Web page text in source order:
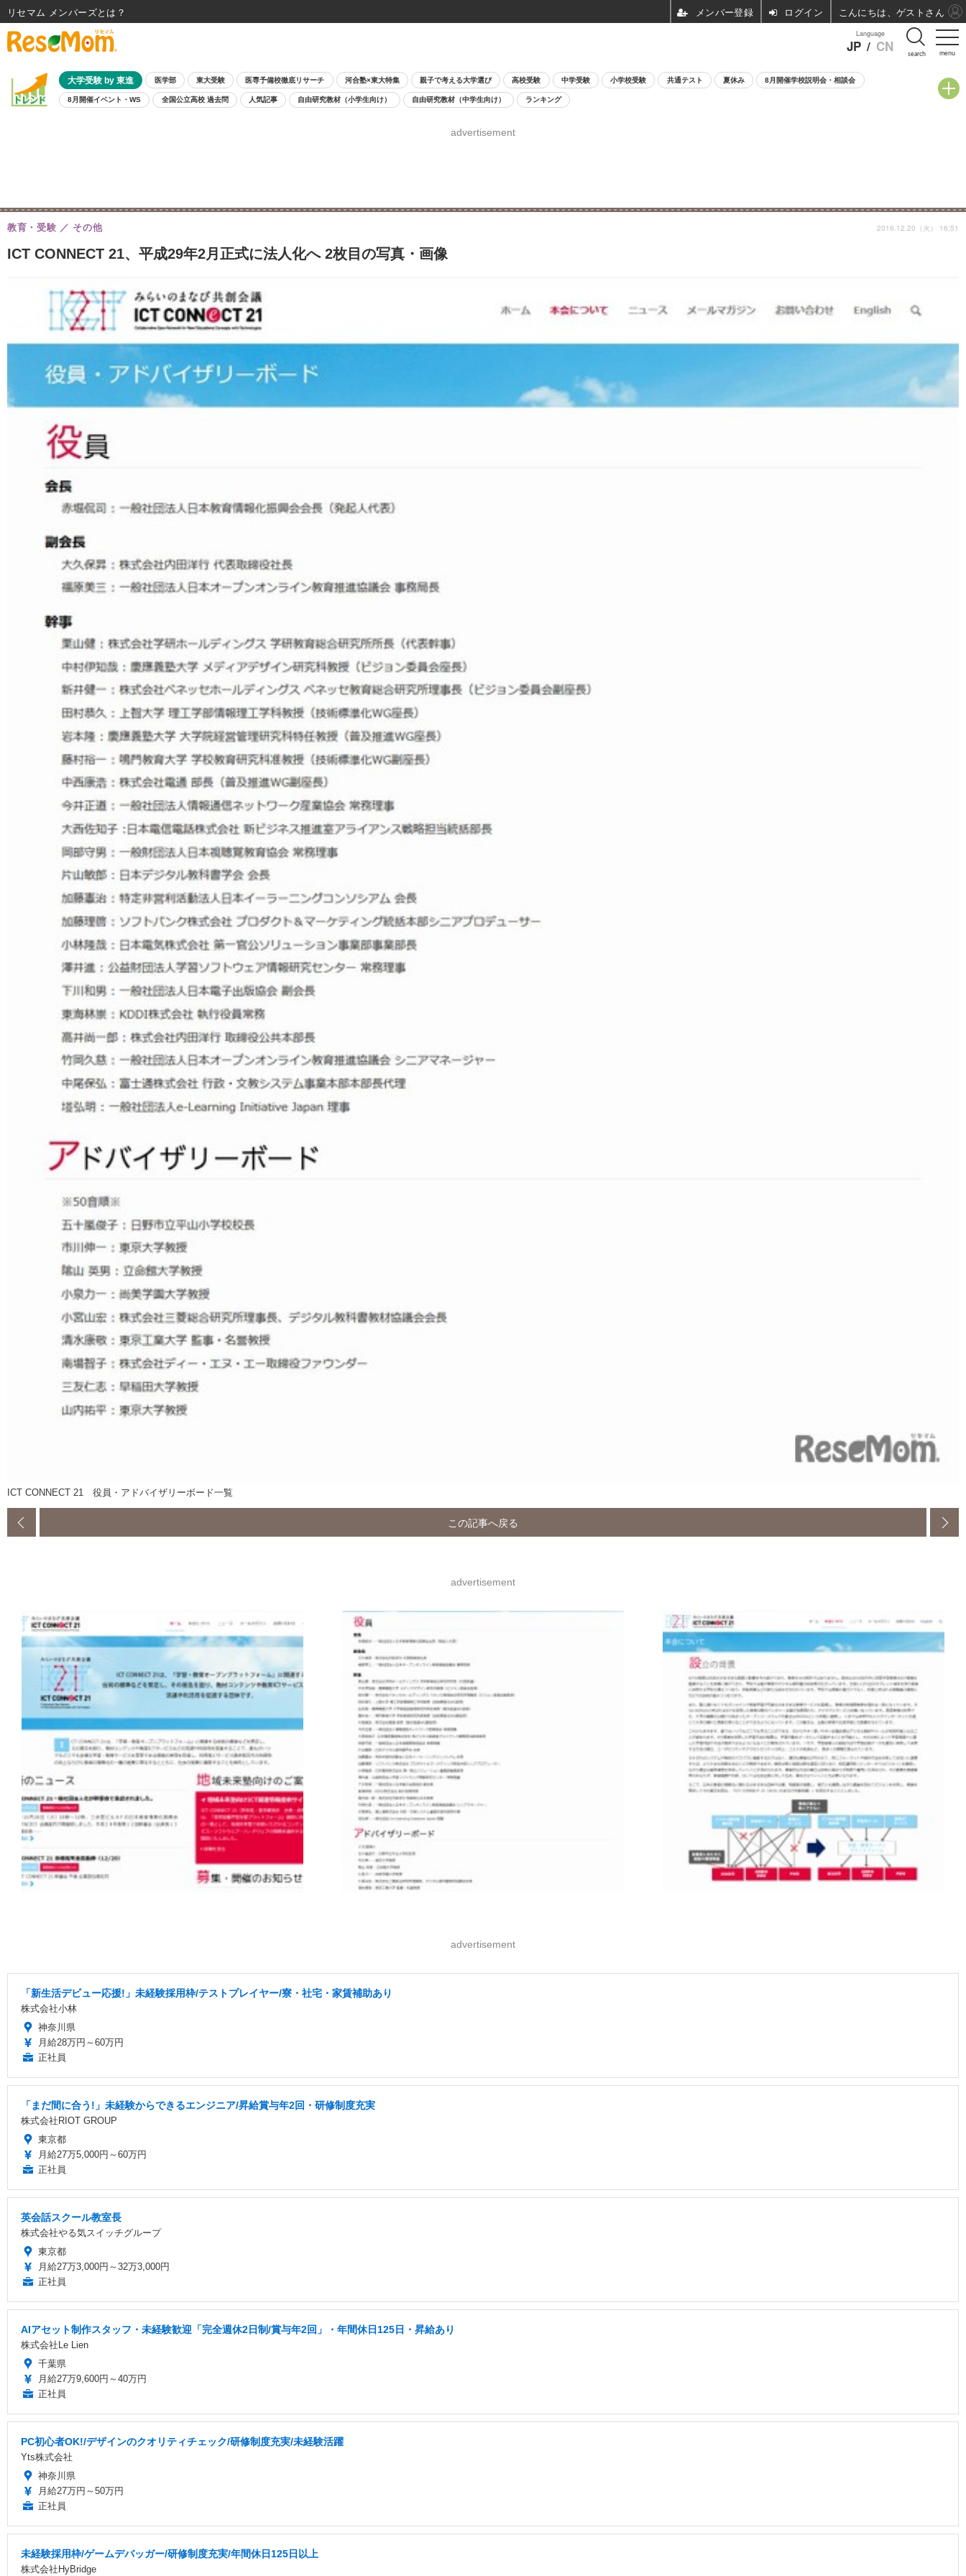
menu
Language
JP / CN search
大学受験 by 東進 医学部 東大受験 医専予備校徹底リサーチ 河合塾×東大特集 親子で考える大学選び 高校受験 中学受験 小学校受験 共通テスト 夏休み 8月開催学校説明会・相談会
8月開催イベント・WS 全国公立高校 過去問 人気記事 自由研究教材（小学生向け） 自由研究教材（中学生向け） ランキング
advertisement
ICT CONNECT 21、平成29年2月正式に法人化へ 2枚目の写真・画像
教育・受験 その他 2016.12.20（火） 16:51
ICT CONNECT 21 役員・アドバイザリーボード一覧
この記事へ戻る
advertisement
advertisement
「新生活デビュー応援!」未経験採用枠/テストプレイヤー/寮・社宅・家賃補助あり
株式会社小林
神奈川県
月給28万円～60万円
正社員
「まだ間に合う!」未経験からできるエンジニア/昇給賞与年2回・研修制度充実
株式会社RIOT GROUP
東京都
月給27万5,000円～60万円
正社員
英会話スクール教室長
株式会社やる気スイッチグループ
東京都
月給27万3,000円～32万3,000円
正社員
AIアセット制作スタッフ・未経験歓迎「完全週休2日制/賞与年2回」・年間休日125日・昇給あり
株式会社Le Lien
千葉県
月給27万9,600円～40万円
正社員
PC初心者OK!/デザインのクオリティチェック/研修制度充実/未経験活躍
Yts株式会社
神奈川県
月給27万円～50万円
正社員
未経験採用枠/ゲームデバッガー/研修制度充実/年間休日125日以上
株式会社HyBridge
リセマム メンバーズ ログイン こんにちは、ゲストさん